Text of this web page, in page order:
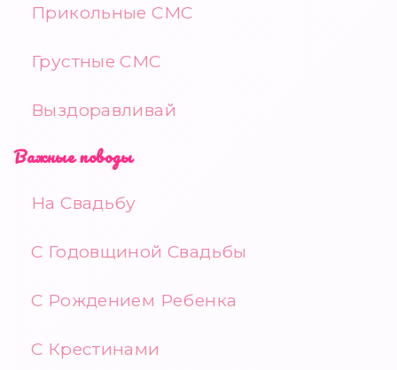
Прикольные СМС
Грустные СМС
Выздоравливай
Важные поводы
На Свадьбу
С Годовщиной Свадьбы
С Рождением Ребенка
С Крестинами